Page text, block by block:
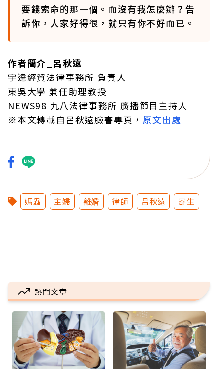
要錢索命的那一個。而沒有我怎麼辦？告
訴你，人家好得很，就只有你不好而已。
作者簡介_呂秋遠
宇達經貿法律事務所 負責人
東吳大學 兼任助理教授
NEWS98 九八法律事務所 廣播節目主持人
※本文轉載自呂秋遠臉書專頁， 原文出處
媽蟲 主婦 離婚 律師 呂秋遠 寄生
熱門文章